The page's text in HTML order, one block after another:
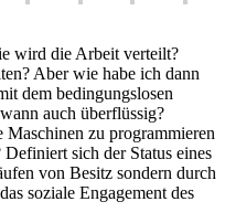
wird die Arbeit verteilt?
Aber wie habe ich dann
dem bedingungslosen
auch überflüssig?
zu programmieren
sich der Status eines
von Besitz sondern durch
soziale Engagement des